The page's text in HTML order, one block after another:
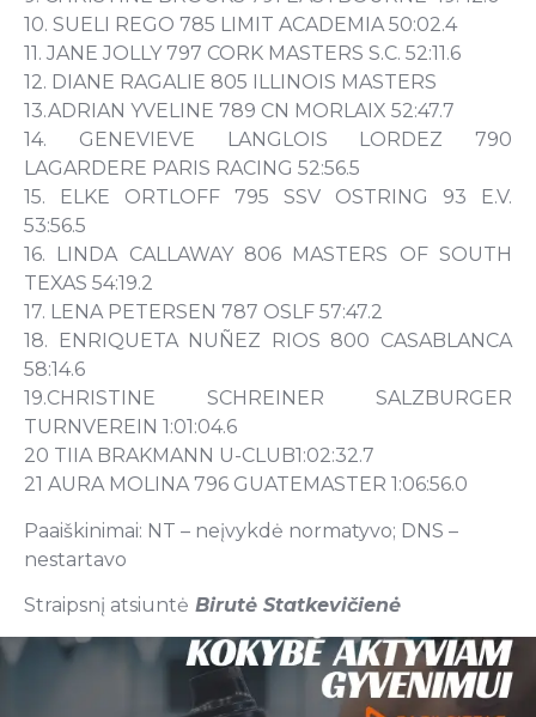
10. SUELI REGO 785 LIMIT ACADEMIA 50:02.4
11. JANE JOLLY 797 CORK MASTERS S.C. 52:11.6
12. DIANE RAGALIE 805 ILLINOIS MASTERS
13.ADRIAN YVELINE 789 CN MORLAIX 52:47.7
14. GENEVIEVE LANGLOIS LORDEZ 790
LAGARDERE PARIS RACING 52:56.5
15. ELKE ORTLOFF 795 SSV OSTRING 93 E.V.
53:56.5
16. LINDA CALLAWAY 806 MASTERS OF SOUTH
TEXAS 54:19.2
17. LENA PETERSEN 787 OSLF 57:47.2
18. ENRIQUETA NUÑEZ RIOS 800 CASABLANCA
58:14.6
19.CHRISTINE SCHREINER SALZBURGER
TURNVEREIN 1:01:04.6
20 TIIA BRAKMANN U-CLUB1:02:32.7
21 AURA MOLINA 796 GUATEMASTER 1:06:56.0
Paaiškinimai: NT – neįvykdė normatyvo; DNS –
nestartavo
Straipsnį atsiuntė Birutė Statkevičienė